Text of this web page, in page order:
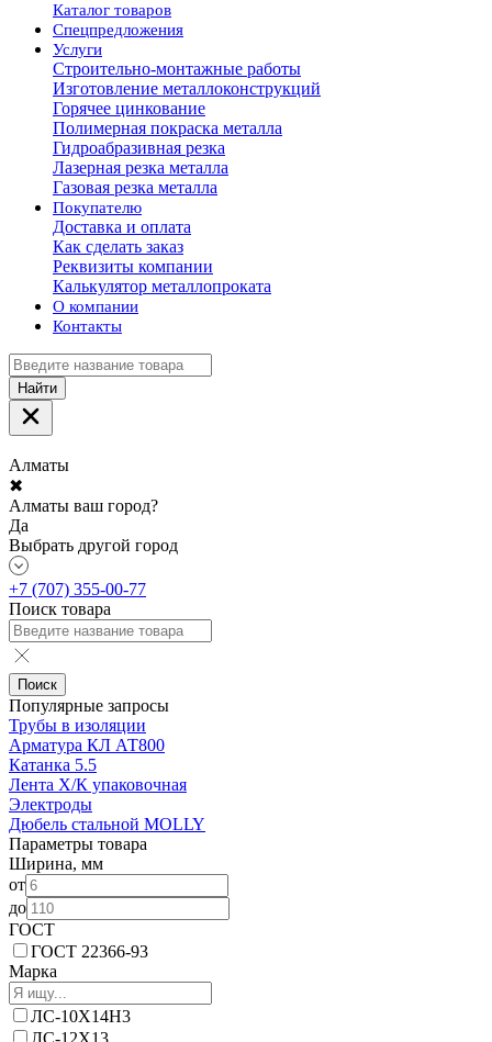
Каталог товаров
Спецпредложения
Услуги
Строительно-монтажные работы
Изготовление металлоконструкций
Горячее цинкование
Полимерная покраска металла
Гидроабразивная резка
Лазерная резка металла
Газовая резка металла
Покупателю
Доставка и оплата
Как сделать заказ
Реквизиты компании
Калькулятор металлопроката
О компании
Контакты
Найти
Алматы
✖
Алматы ваш город?
Да
Выбрать другой город
+7 (707) 355-00-77
Поиск товара
Поиск
Популярные запросы
Трубы в изоляции
Арматура КЛ АТ800
Катанка 5.5
Лента Х/К упаковочная
Электроды
Дюбель стальной MOLLY
Параметры товара
Ширина, мм
от
до
ГОСТ
ГОСТ 22366-93
Марка
ЛС-10Х14Н3